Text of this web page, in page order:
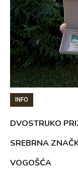
INFO
DVOSTRUKO
SREBRNA
VOGOŠĆA